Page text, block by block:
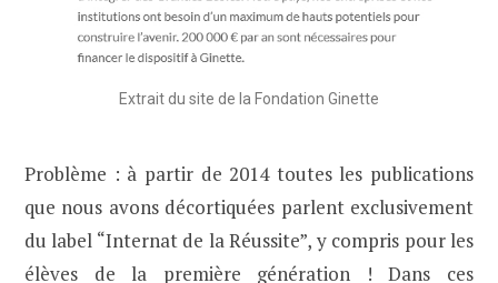
Extrait du site de la Fondation Ginette
Problème : à partir de 2014 toutes les publications
que nous avons décortiquées parlent exclusivement
du label “Internat de la Réussite”, y compris pour les
élèves de la première génération ! Dans ces